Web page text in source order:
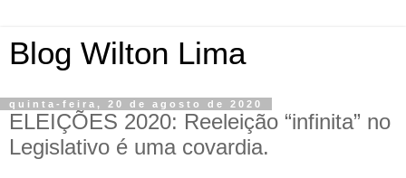
Blog Wilton Lima
quinta-feira, 20 de agosto de 2020
ELEIÇÕES 2020: Reeleição “infinita” no
Legislativo é uma covardia.